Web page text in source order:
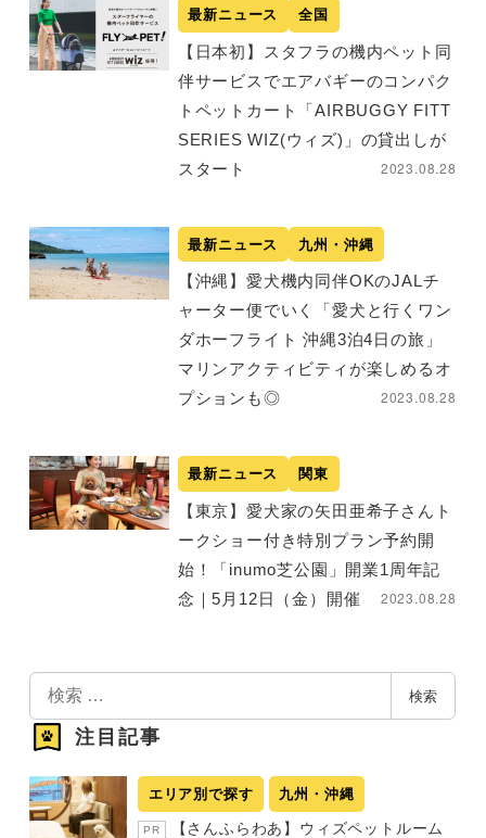
最新ニュース 全国
【日本初】スタフラの機内ペット同
伴サービスでエアバギーのコンパク
トペットカート「AIRBUGGY FITT
SERIES WIZ(ウィズ)」の貸出しが
スタート
2023.08.28
最新ニュース 九州・沖縄
【沖縄】愛犬機内同伴OKのJALチ
ャーター便でいく「愛⽝と⾏くワン
ダホーフライト 沖縄3泊4⽇の旅」
マリンアクティビティが楽しめるオ
プションも◎
2023.08.28
最新ニュース 関東
【東京】愛犬家の矢田亜希子さんト
ークショー付き特別プラン予約開
始！「inumo芝公園」開業1周年記
念｜5月12日（金）開催
2023.08.28
索
検索
注目記事
エリア別で探す 九州・沖縄
PR
【さんふらわあ】ウィズペットルーム